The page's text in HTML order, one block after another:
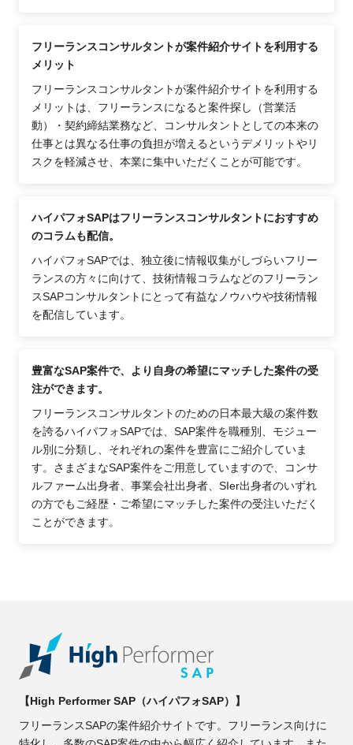
フリーランスコンサルタントが案件紹介サイトを利用する
メリット
フリーランスコンサルタントが案件紹介サイトを利用する
メリットは、フリーランスになると案件探し（営業活
動）・契約締結業務など、コンサルタントとしての本来の
仕事とは異なる仕事の負担が増えるというデメリットやリ
スクを軽減させ、本業に集中いただくことが可能です。
ハイパフォSAPはフリーランスコンサルタントにおすすめ
のコラムも配信。
ハイパフォSAPでは、独立後に情報収集がしづらいフリー
ランスの方々に向けて、技術情報コラムなどのフリーラン
スSAPコンサルタントにとって有益なノウハウや技術情報
を配信しています。
豊富なSAP案件で、より自身の希望にマッチした案件の受
注ができます。
フリーランスコンサルタントのための日本最大級の案件数
を誇るハイパフォSAPでは、SAP案件を職種別、モジュー
ル別に分類し、それぞれの案件を豊富にご紹介していま
す。さまざまなSAP案件をご用意していますので、コンサ
ルファーム出身者、事業会社出身者、SIer出身者のいずれ
の方でもご経歴・ご希望にマッチした案件の受注いただく
ことができます。
【High Performer SAP（ハイパフォSAP）】
フリーランスSAPの案件紹介サイトです。フリーランス向けに